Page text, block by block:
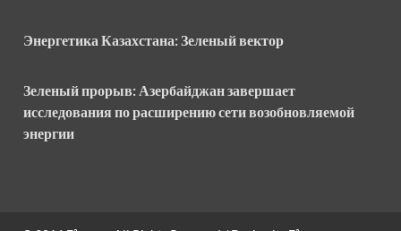
Энергетика Казахстана: Зеленый вектор
Зеленый прорыв: Азербайджан завершает
исследования по расширению сети возобновляемой
энергии